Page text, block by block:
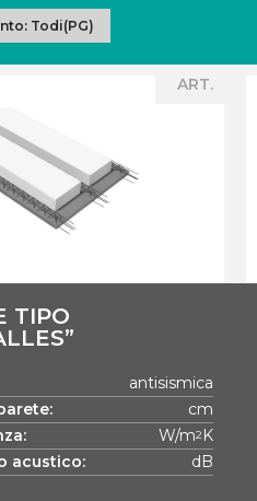
Todi(PG)
ART.
TIPO
antisismica
cm
W/m2 K
acustico:
dB